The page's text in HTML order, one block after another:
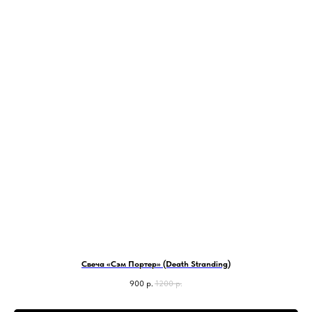
Свеча «Сэм Портер» (Death Stranding)
900 р. 1200 р.